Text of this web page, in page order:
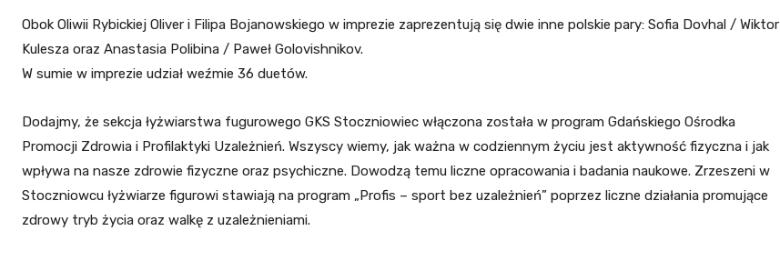
Obok Oliwii Rybickiej Oliver i Filipa Bojanowskiego w imprezie zaprezentują się dwie inne polskie pary: Sofia Dovhal / Wiktor
Kulesza oraz Anastasia Polibina / Paweł Golovishnikov.
W sumie w imprezie udział weźmie 36 duetów.
Dodajmy, że sekcja łyżwiarstwa fugurowego GKS Stoczniowiec włączona została w program Gdańskiego Ośrodka
Promocji Zdrowia i Profilaktyki Uzależnień. Wszyscy wiemy, jak ważna w codziennym życiu jest aktywność fizyczna i jak
wpływa na nasze zdrowie fizyczne oraz psychiczne. Dowodzą temu liczne opracowania i badania naukowe. Zrzeszeni w
Stoczniowcu łyżwiarze figurowi stawiają na program „Profis – sport bez uzależnień” poprzez liczne działania promujące
zdrowy tryb życia oraz walkę z uzależnieniami.